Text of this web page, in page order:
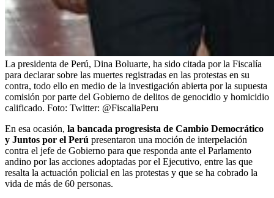
La presidenta de Perú, Dina Boluarte, ha sido citada por la Fiscalía
para declarar sobre las muertes registradas en las protestas en su
contra, todo ello en medio de la investigación abierta por la supuesta
comisión por parte del Gobierno de delitos de genocidio y homicidio
calificado. Foto: Twitter: @FiscaliaPeru
En esa ocasión, la bancada progresista de Cambio Democrático
y Juntos por el Perú presentaron una moción de interpelación
contra el jefe de Gobierno para que responda ante el Parlamento
andino por las acciones adoptadas por el Ejecutivo, entre las que
resalta la actuación policial en las protestas y que se ha cobrado la
vida de más de 60 personas.